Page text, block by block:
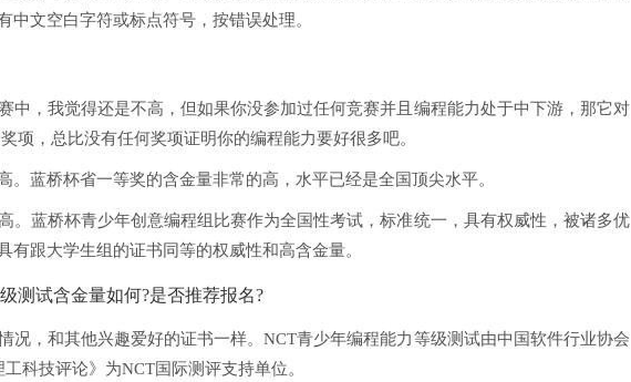
中文空白字符或标点符号，按错误处理。
中，我觉得还是不高，但如果你没参加过任何竞赛并且编程能力处于中下游，那它对
项，总比没有任何奖项证明你的编程能力要好很多吧。
。蓝桥杯省一等奖的含金量非常的高，水平已经是全国顶尖水平。
。蓝桥杯青少年创意编程组比赛作为全国性考试，标准统一，具有权威性，被诸多优
有跟大学生组的证书同等的权威性和高含金量。
测试含金量如何?是否推荐报名?
况，和其他兴趣爱好的证书一样。NCT青少年编程能力等级测试由中国软件行业协会
科技评论》为NCT国际测评支持单位。